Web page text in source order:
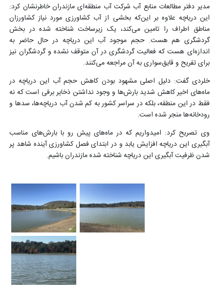
مدیر دفتر مطالعات منابع آب شرکت آب منطقه‌ای مازندران خاطرنشان کرد:
این دریاچه علاوه بر این‌که بخشی از آب کشاورزی مورد نیاز کشاورزان
مناطق اطراف را تامین می‌کند، یک زیرساخت شناخته شده در بخش
گردشگری هم هست. حجم موجود آب این دریاچه در حال حاضر به
اندازه‌ای هست که فعالیت گردشگری در آن متوقف نشده و گردشگران نیز
برای تفریح و قایق‌سواری به آن مراجعه می‌کنند.
خلردی گفت: دلیل اصلی مشهود بودن کاهش حجم آب این دریاچه در
ماه‌های اخیر کاهش شدید بارش‌ها و وجود نداشتن ذخایر برفی است که نه
فقط در این منطقه، بلکه در سراسر کشور به کم شدن آب دریاچه‌ها، سدها و
رودخانه‌ها منجر شده است.
وی تصریح کرد: امیدواریم که در ماه‌های پیش رو با بارش‌های مناسب
آبگیری این دریاچه افزایش یابد و در ابتدای فصل کشاورزی آینده شاهد پر
شدن ظرفیت آبگیری این دریاچه شناخته شده مازندران باشیم.